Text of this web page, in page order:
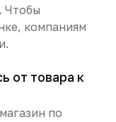
Чтобы
компаниям
от товара к
магазин по